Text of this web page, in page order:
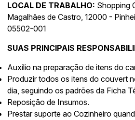
LOCAL DE TRABALHO: Shopping
Magalhães de Castro, 12000 -
05502-001
SUAS PRINCIPAIS
Auxílio na preparação de itens do
Produzir todos os itens do couvert
dia, seguindo os padrões da Ficha
Reposição de Insumos.
Prestar suporte ao Cozinheiro